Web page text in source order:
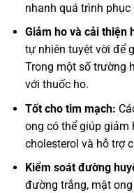
nhanh quá trình phục
Giảm ho và cải thiện
tự nhiên tuyệt vời để
Trong một số trường
với thuốc ho.
Tốt cho tim mạch:
ong có thể giúp giảm
cholesterol và hỗ trợ
Kiểm soát đường
đường trắng, mật